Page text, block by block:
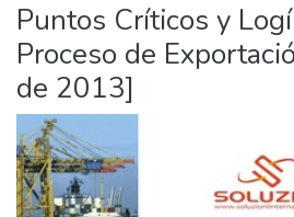
Puntos Críticos y
Proceso de
de 2013]